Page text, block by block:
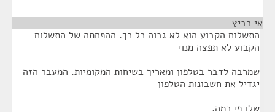
אי רביץ
התשלום הקבוע הוא לא גבוה כל כך. ההפחתה של התשלום
הקבוע לא תפצה מנוי
שמרבה לדבר בטלפון ומאריך בשיחות המקומיות. המעבר הזה
יגדיל את חשבונות הטלפון
שלו פי כמה.